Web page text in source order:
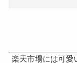
楽天市場には可愛